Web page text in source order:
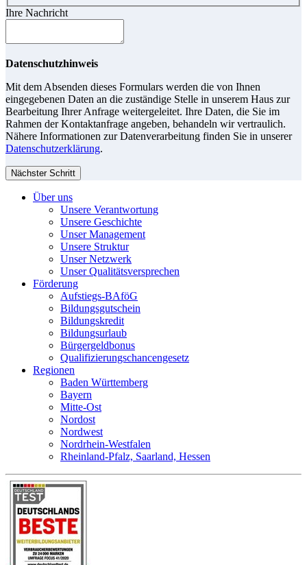
Ihre Nachricht
Datenschutzhinweis
Mit dem Absenden dieses Formulars werden die von Ihnen
eingegebenen Daten an die zuständige Stelle in unserem Haus zur
Bearbeitung Ihrer Anfrage weitergeleitet. Ihre Daten, die Sie im
Rahmen der Kontaktanfrage angeben, behandeln wir vertraulich.
Nähere Informationen zur Datenverarbeitung finden Sie in unserer
Datenschutzerklärung.
Nächster Schritt
Über uns
Unsere Verantwortung
Unsere Geschichte
Unser Management
Unsere Struktur
Unser Netzwerk
Unser Qualitätsversprechen
Förderung
Aufstiegs-BAföG
Bildungsgutschein
Bildungskredit
Bildungsurlaub
Bürgergeldbonus
Qualifizierungschancengesetz
Regionen
Baden Württemberg
Bayern
Mitte-Ost
Nordost
Nordwest
Nordrhein-Westfalen
Rheinland-Pfalz, Saarland, Hessen